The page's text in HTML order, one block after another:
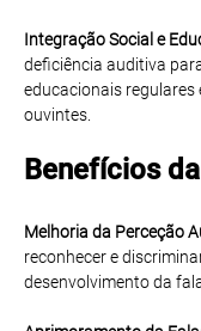
Integração Social e
deficiência auditiva
educacionais regulares
ouvintes.
Benefícios
Melhoria da Perceção
reconhecer e
desenvolvimento da